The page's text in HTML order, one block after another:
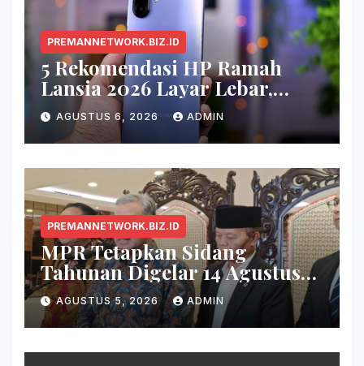
PREMANNETWORK.BIZ.ID
5 Rekomendasi HP Ramah
Lansia 2026 Layar Lebar,
Menu Simpel, dan Baterai
Awet
AGUSTUS 6, 2026 ADMIN
PREMANNETWORK.BIZ.ID
MPR Tetapkan Sidang
Tahunan Digelar 14 Agustus
2026
AGUSTUS 5, 2026 ADMIN